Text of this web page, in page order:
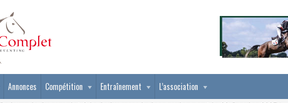
Annonces Compétition Entraînement
L’association
La journée du complet & le derby cross indoor reviennent le 23 Janvier 2027 !